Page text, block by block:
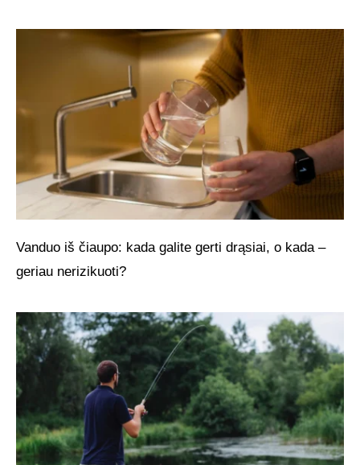
Vanduo iš čiaupo: kada galite gerti drąsiai, o kada –
geriau nerizikuoti?